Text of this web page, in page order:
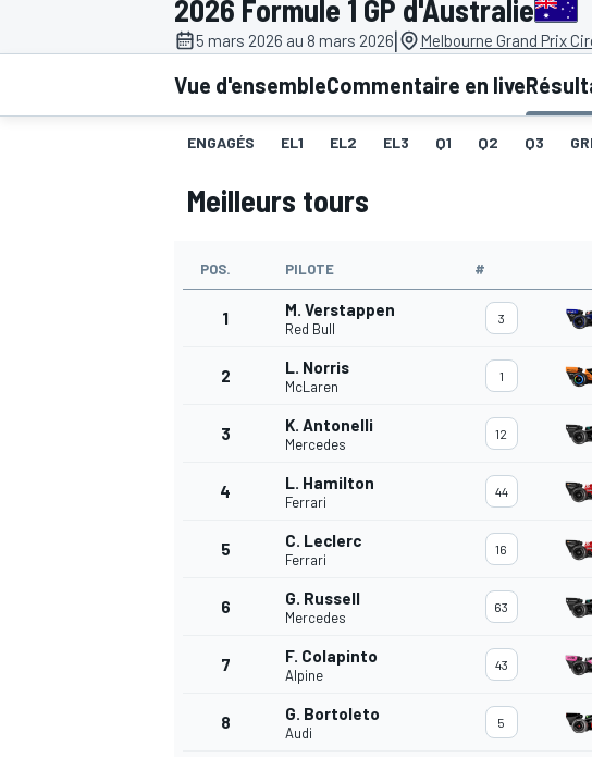
2026 Formule 1 GP d'Australie
5 mars 2026 au 8 mars 2026| Melbourne Grand Prix
Vue d'ensembleCommentaire en live
ENGAGÉS EL1 EL2 EL3 Q1 Q2 Q3
Meilleurs tours
POS. PILOTE #
1 M. Verstappen
Red Bull
3
2 L. Norris
McLaren
1
3 K. Antonelli
Mercedes
12
4 L. Hamilton
Ferrari
44
5 C. Leclerc
Ferrari
16
6 G. Russell
Mercedes
63
7 F. Colapinto
Alpine
43
8 G. Bortoleto
Audi
5